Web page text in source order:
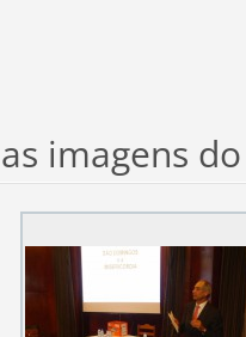
imagens